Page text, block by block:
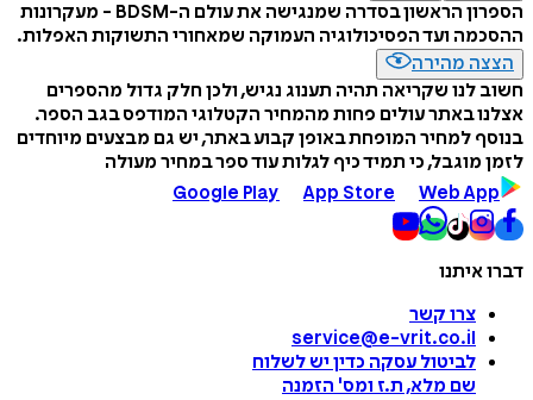
הספרון הראשון בסדרה שמנגישה את עולם ה-BDSM - מעקרונות
ההסכמה ועד הפסיכולוגיה העמוקה שמאחורי התשוקות האפלות.
הצצה מהירה
חשוב לנו שקריאה תהיה תענוג נגיש, ולכן חלק גדול מהספרים
אצלנו באתר עולים פחות מהמחיר הקטלוגי המודפס בגב הספר.
בנוסף למחיר המופחת באופן קבוע באתר, יש גם מבצעים מיוחדים
לזמן מוגבל, כי תמיד כיף לגלות עוד ספר במחיר מעולה
Google Play
App Store Web App
דברו איתנו
צרו קשר
service@e-vrit.co.il
לביטול עסקה כדין יש לשלוח
שם מלא, ת.ז ומס' הזמנה